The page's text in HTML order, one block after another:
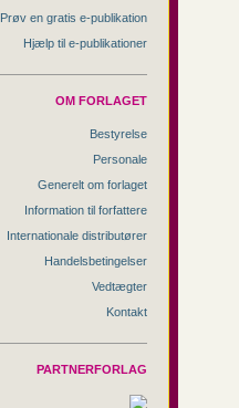
Prøv en gratis e-publikation
Hjælp til e-publikationer
OM FORLAGET
Bestyrelse
Personale
Generelt om forlaget
Information til forfattere
Internationale distributører
Handelsbetingelser
Vedtægter
Kontakt
PARTNERFORLAG